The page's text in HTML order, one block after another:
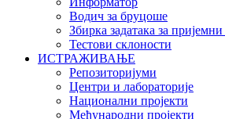
Водич за бруцоше
Збиркa задатака за
Тестови склоности
ИСТРАЖИВАЊЕ
Репозиторијуми
Центри и лабораторије
Национални пројекти
Међународни пројекти